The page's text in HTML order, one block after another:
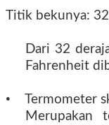
Titik bekunya:
Dari 32
Fahrenheit
•
Termometer
Merupakan